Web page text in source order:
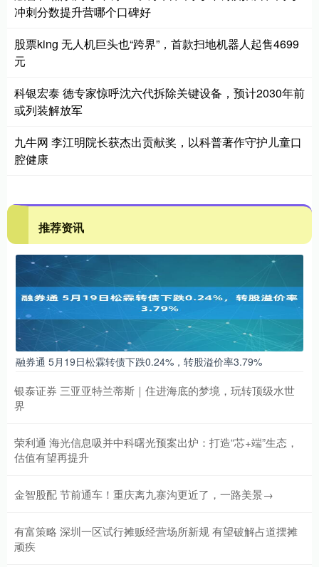
冲刺分数提升营哪个口碑好
股票king 无人机巨头也“跨界”，首款扫地机器人起售4699
元
科银宏泰 德专家惊呼沈六代拆除关键设备，预计2030年前
或列装解放军
九牛网 李江明院长获杰出贡献奖，以科普著作守护儿童口
腔健康
推荐资讯
融券通 5月19日松霖转债下跌0.24%，转股溢价率3.79%
银泰证券 三亚亚特兰蒂斯｜住进海底的梦境，玩转顶级水世
界
荣利通 海光信息吸并中科曙光预案出炉：打造“芯+端”生态，
估值有望再提升
金智股配 节前通车！重庆离九寨沟更近了，一路美景→
有富策略 深圳一区试行摊贩经营场所新规 有望破解占道摆摊
顽疾